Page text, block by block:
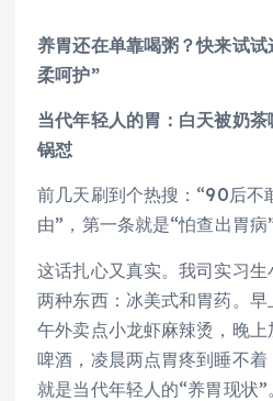
养胃还在单靠喝粥？快来试试
柔呵护”
当代年轻人的胃：白天被奶
锅怼
前几天刷到个热搜：“90后不
由”，第一条就是“怕查出胃病”
这话扎心又真实。我司实习
两种东西：冰美式和胃药。
午外卖点小龙虾麻辣烫，晚
啤酒，凌晨两点胃疼到睡不
就是当代年轻人的“养胃现状”